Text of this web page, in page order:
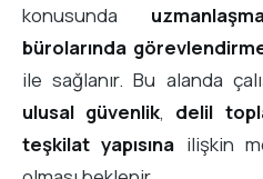
konusunda
bürolarında
ile sağlanır. Bu alanda
ulusal güvenlik, delil
teşkilat yapısına ilişkin